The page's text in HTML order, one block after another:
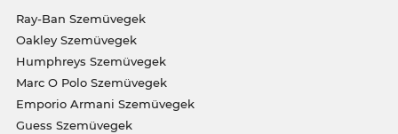
Ray-Ban Szemüvegek
Oakley Szemüvegek
Humphreys Szemüvegek
Marc O Polo Szemüvegek
Emporio Armani Szemüvegek
Guess Szemüvegek